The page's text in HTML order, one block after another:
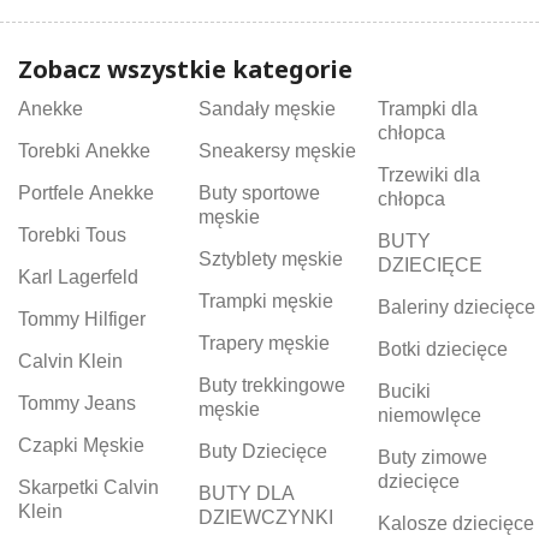
Zobacz wszystkie kategorie
Anekke
Torebki Anekke
Portfele Anekke
Torebki Tous
Karl Lagerfeld
Tommy Hilfiger
Calvin Klein
Tommy Jeans
Czapki Męskie
Skarpetki Calvin
Klein
Sandały męskie
Sneakersy męskie
Buty sportowe
męskie
Sztyblety męskie
Trampki męskie
Trapery męskie
Buty trekkingowe
męskie
Buty Dziecięce
BUTY DLA
DZIEWCZYNKI
Trampki dla
chłopca
Trzewiki dla
chłopca
BUTY
DZIECIĘCE
Baleriny dziecięce
Botki dziecięce
Buciki
niemowlęce
Buty zimowe
dziecięce
Kalosze dziecięce